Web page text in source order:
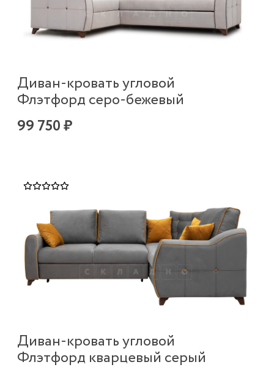
Диван-кровать угловой
Флэтфорд серо-бежевый
99 750 ₽
Диван-кровать угловой
Флэтфорд кварцевый серый